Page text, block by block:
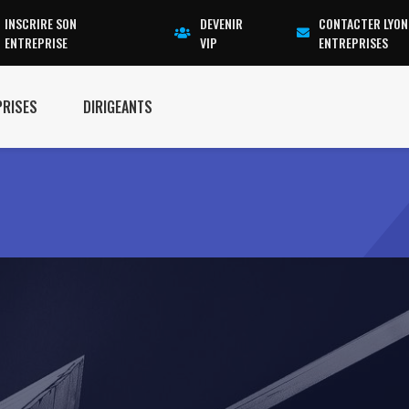
INSCRIRE SON
ENTREPRISE
DEVENIR
VIP
CONTACTER LYON
ENTREPRISES
DIRIGEANTS